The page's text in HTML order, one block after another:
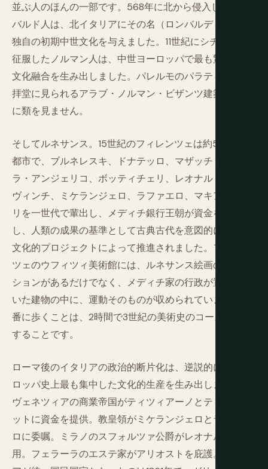
並ぶ人のほんの一部です。568年に北から侵入したロン
バルド人は、北イタリアにその名（ロンバルディア）と
独自の初期中世文化を与えました。11世紀にシチリアを
征服したノルマン人は、中世ヨーロッパで最も驚くべき
文化融合を生み出しました。パレルモのパラティーナ礼
拝堂に見られるアラブ・ノルマン・ビザンツ建築は、他
に類を見ません。
そしてルネサンス。15世紀のフィレンツェは約5万人の
都市で、ブルネレスキ、ドナテッロ、マザッチョ、フ
ラ・アンジェリコ、ボッティチェリ、レオナルド・ダ・
ヴィンチ、ミケランジェロ、ラファエロ、マキアヴェッ
リを一世代で輩出し、メディチ銀行王朝が資金を提供
し、人類の成果の基準として古典古代を意図的に見直す
文化的プロジェクトによって推進されました。フィレン
ツェのウフィツィ美術館には、ルネサンス絵画のコレク
ションがあるだけでなく、メディチ家の行政が置かれて
いた建物の中に、運動そのものが収められています。順
番に歩くことは、2時間で3世紀の美術史のコースを受講
することです。
ローマ後のイタリアの政治的断片化は、逆説的に、ヨー
ロッパ史上最も集中した文化的生産を生み出しました。
ヴェネツィアの商業帝国がティツィアーノとティントレ
ットに資金を提供。教皇領がミケランジェロとラファエ
ロに委嘱。ミラノのスフォルツァ公爵がレオナルドを雇
用。フェラーラのエステ家がアリオストを庇護。イタリ